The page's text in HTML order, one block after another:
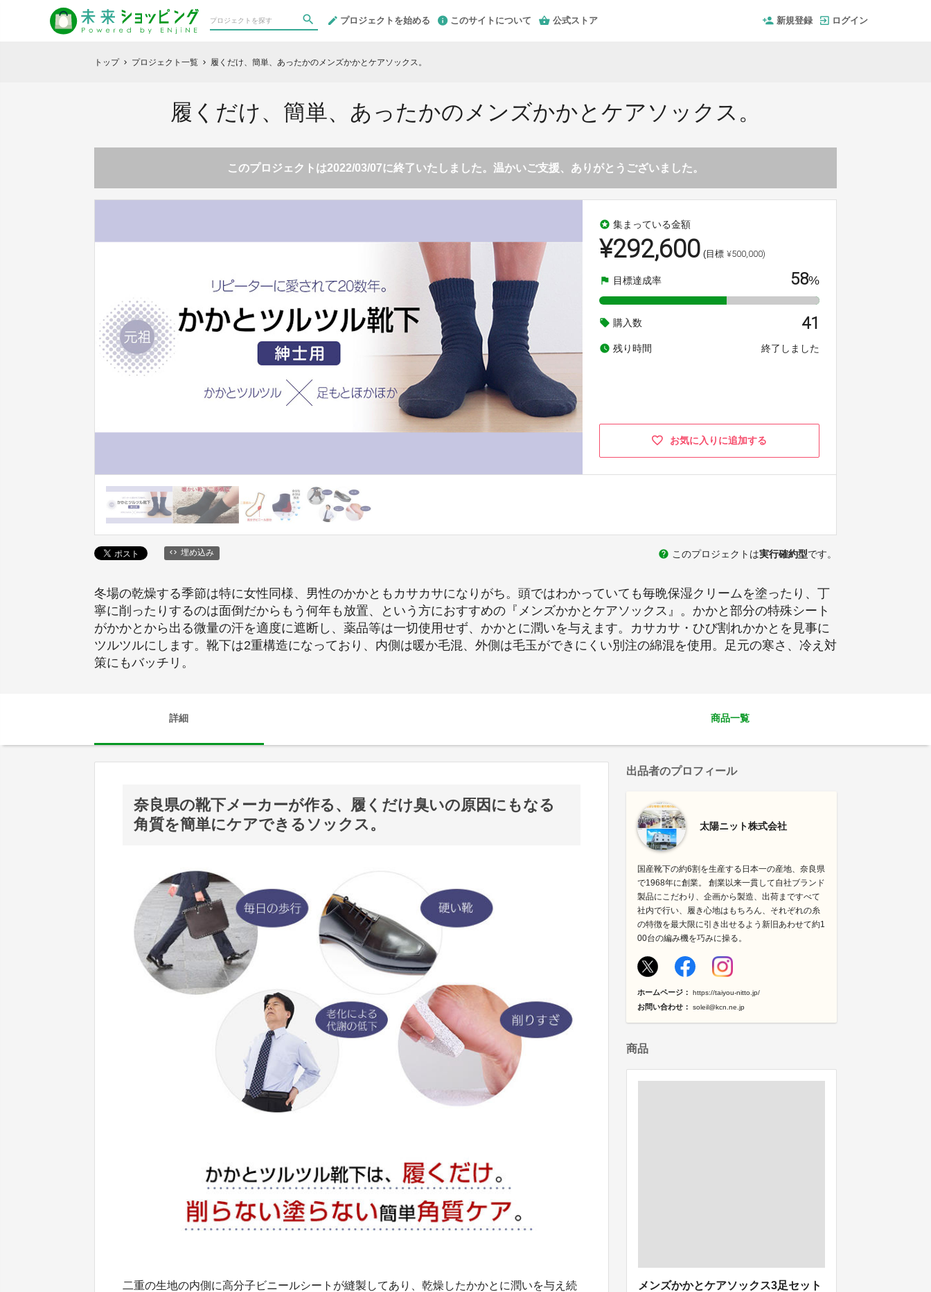
プロジェクトを始める このサイトについて 公式ストア 新規登録 ログイン
トップ chevron_right プロジェクト一覧 chevron_right 履くだけ、簡単、あったかのメンズかかとケアソックス。
履くだけ、簡単、あったかのメンズかかとケアソックス。
このプロジェクトは2022/03/07に終了いたしました。温かいご支援、ありがとうございました。
stars 集まっている金額
¥292,600 (目標 ¥500,000)
flag 目標達成率 58%
local_offer 購入数 41
watch_later 残り時間 終了しました
お気に入りに追加する
埋め込み help このプロジェクトは実行確約型です。
冬場の乾燥する季節は特に女性同様、男性のかかともカサカサになりがち。頭ではわかっていても毎晩保湿クリームを塗ったり、丁
寧に削ったりするのは面倒だからもう何年も放置、という方におすすめの『メンズかかとケアソックス』。かかと部分の特殊シート
がかかとから出る微量の汗を適度に遮断し、薬品等は一切使用せず、かかとに潤いを与えます。カサカサ・ひび割れかかとを見事に
ツルツルにします。靴下は2重構造になっており、内側は暖か毛混、外側は毛玉ができにくい別注の綿混を使用。足元の寒さ、冷え対
策にもバッチリ。
詳細 商品一覧
奈良県の靴下メーカーが作る、履くだけ臭いの原因にもなる
角質を簡単にケアできるソックス。
二重の生地の内側に高分子ビニールシートが縫製してあり、乾燥したかかとに潤いを与え続
出品者のプロフィール
太陽ニット株式会社
国産靴下の約6割を生産する日本一の産地、奈良県
で1968年に創業。 創業以来一貫して自社ブランド
製品にこだわり、企画から製造、出荷まですべて
社内で行い、履き心地はもちろん、それぞれの糸
の特徴を最大限に引き出せるよう新旧あわせて約1
00台の編み機を巧みに操る。
ホームページ： https://taiyou-nitto.jp/
お問い合わせ： soleil@kcn.ne.jp
商品
メンズかかとケアソックス3足セット